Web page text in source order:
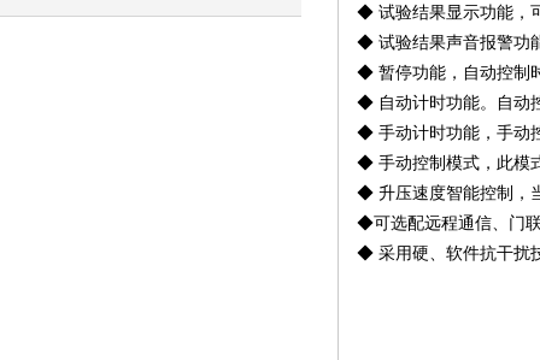
◆ 试验结果显示功能，
◆ 试验结果声音报警功
◆ 暂停功能，自动控制
◆ 自动计时功能。自动
◆ 手动计时功能，手动
◆ 手动控制模式，此模
◆ 升压速度智能控制，
◆可选配远程通信、门
◆ 采用硬、软件抗干扰